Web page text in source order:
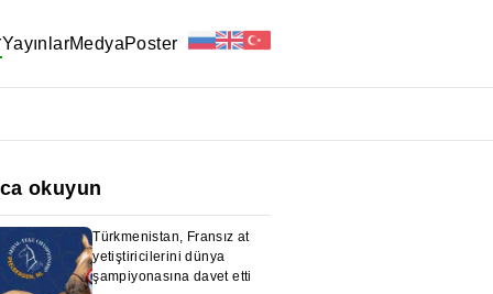
YayınlarMedyaPoster
okuyun
Türkmenistan, Fransız at
yetiştiricilerini dünya
şampiyonasına davet etti